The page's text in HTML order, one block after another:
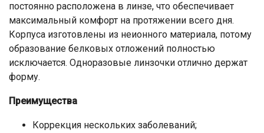
постоянно расположена в линзе, что обеспечивает
максимальный комфорт на протяжении всего дня.
Корпуса изготовлены из неионного материала, потому
образование белковых отложений полностью
исключается. Одноразовые линзочки отлично держат
форму.
Преимущества
Коррекция нескольких заболеваний;